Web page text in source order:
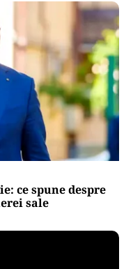
ce spune despre
sale